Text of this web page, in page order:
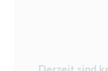
Derzeit sind